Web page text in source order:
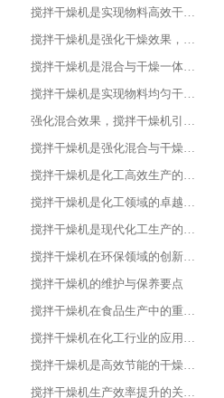
搅拌干燥机是实现物料高效干燥的创新之选，提升产品质量
搅拌干燥机是强化干燥效果，提升产品质量的关键
搅拌干燥机是混合与干燥一体化的创新解决方案
搅拌干燥机是实现物料均匀干燥的专业设备
强化混合效果，搅拌干燥机引领化工新潮流
搅拌干燥机是强化混合与干燥效果的理想设备
搅拌干燥机是化工高效生产的得力助手
搅拌干燥机是化工领域的卓越干燥利器
搅拌干燥机是现代化工生产的得力助手
搅拌干燥机在环保领域的创新应用
搅拌干燥机的维护与保养要点
搅拌干燥机在食品生产中的重要作用
搅拌干燥机在化工行业的应用实践
搅拌干燥机是高效节能的干燥新选择
搅拌干燥机生产效率提升的关键因素